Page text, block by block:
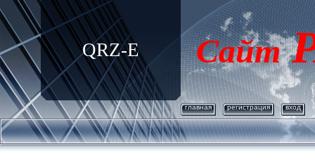
QRZ-E Сайт
главная регистрация вход